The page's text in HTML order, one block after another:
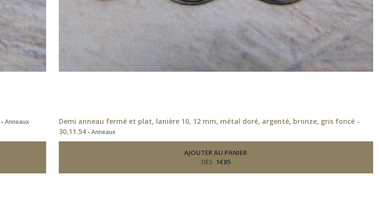
- Anneaux
Demi anneau fermé et plat, lanière 10, 12 mm, métal doré, argenté, bronze, gris foncé -
30,11.54 -Anneaux
AJOUTER AU PANIER
DÈS 1€85